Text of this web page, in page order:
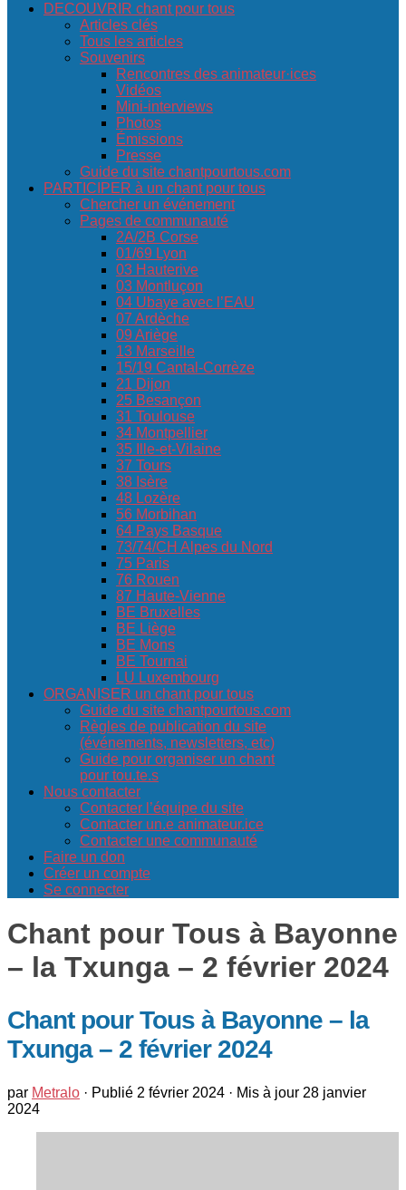
DECOUVRIR chant pour tous
Articles clés
Tous les articles
Souvenirs
Rencontres des animateur·ices
Vidéos
Mini-interviews
Photos
Émissions
Presse
Guide du site chantpourtous.com
PARTICIPER à un chant pour tous
Chercher un événement
Pages de communauté
2A/2B Corse
01/69 Lyon
03 Hauterive
03 Montluçon
04 Ubaye avec l’EAU
07 Ardèche
09 Ariège
13 Marseille
15/19 Cantal-Corrèze
21 Dijon
25 Besançon
31 Toulouse
34 Montpellier
35 Ille-et-Vilaine
37 Tours
38 Isère
48 Lozère
56 Morbihan
64 Pays Basque
73/74/CH Alpes du Nord
75 Paris
76 Rouen
87 Haute-Vienne
BE Bruxelles
BE Liège
BE Mons
BE Tournai
LU Luxembourg
ORGANISER un chant pour tous
Guide du site chantpourtous.com
Règles de publication du site
(événements, newsletters, etc)
Guide pour organiser un chant
pour tou.te.s
Nous contacter
Contacter l’équipe du site
Contacter un.e animateur.ice
Contacter une communauté
Faire un don
Créer un compte
Se connecter
Chant pour Tous à Bayonne
– la Txunga – 2 février 2024
Chant pour Tous à Bayonne – la
Txunga – 2 février 2024
par Metralo · Publié 2 février 2024 · Mis à jour 28 janvier
2024